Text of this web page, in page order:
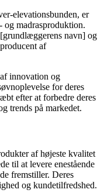
elevationsbunden, er
og madrasproduktion.
navn] og
af
innovation og
for deres
efter at forbedre deres
trends på markedet.
af højeste kvalitet
til at levere enestående
fremstiller. Deres
og kundetilfredshed.